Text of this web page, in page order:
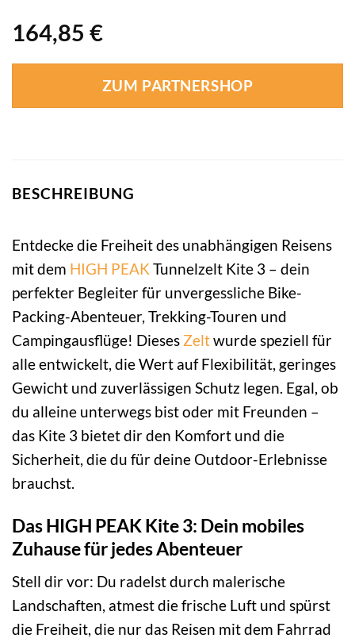
164,85 €
ZUM PARTNERSHOP
BESCHREIBUNG
Entdecke die Freiheit des unabhängigen Reisens
mit dem HIGH PEAK Tunnelzelt Kite 3 – dein
perfekter Begleiter für unvergessliche Bike-
Packing-Abenteuer, Trekking-Touren und
Campingausflüge! Dieses Zeltwurde speziell für
alle entwickelt, die Wert auf Flexibilität, geringes
Gewicht und zuverlässigen Schutz legen. Egal, ob
du alleine unterwegs bist oder mit Freunden –
das Kite 3 bietet dir den Komfort und die
Sicherheit, die du für deine Outdoor-Erlebnisse
brauchst.
Das HIGH PEAK Kite 3: Dein mobiles
Zuhause für jedes Abenteuer
Stell dir vor: Du radelst durch malerische
Landschaften, atmest die frische Luft und spürst
die Freiheit, die nur das Reisen mit dem Fahrrad